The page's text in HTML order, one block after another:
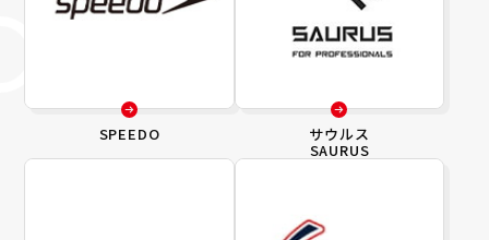
SPEEDO サウルス
SAURUS